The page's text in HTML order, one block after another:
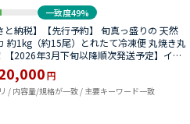
一致度49%
と納税】【先行予約】 旬真っ盛りの 天然
約1kg（約15尾）とれたて冷凍便 丸焼き丸
【2026年3月下旬以降順次発送予定】イカ
サキイカ 剣先イカ 海鮮 刺身 下処理済み 冷
き 一夜干し [m21-b013]
円
/ 内容量/規格が一致 / 主要キーワード一致